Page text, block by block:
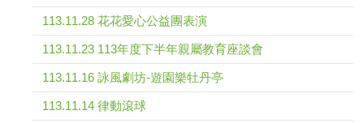
113.11.28 花花愛心公益團表演
113.11.23 113年度下半年親屬教育座談會
113.11.16 詠風劇坊-遊園樂牡丹亭
113.11.14 律動滾球